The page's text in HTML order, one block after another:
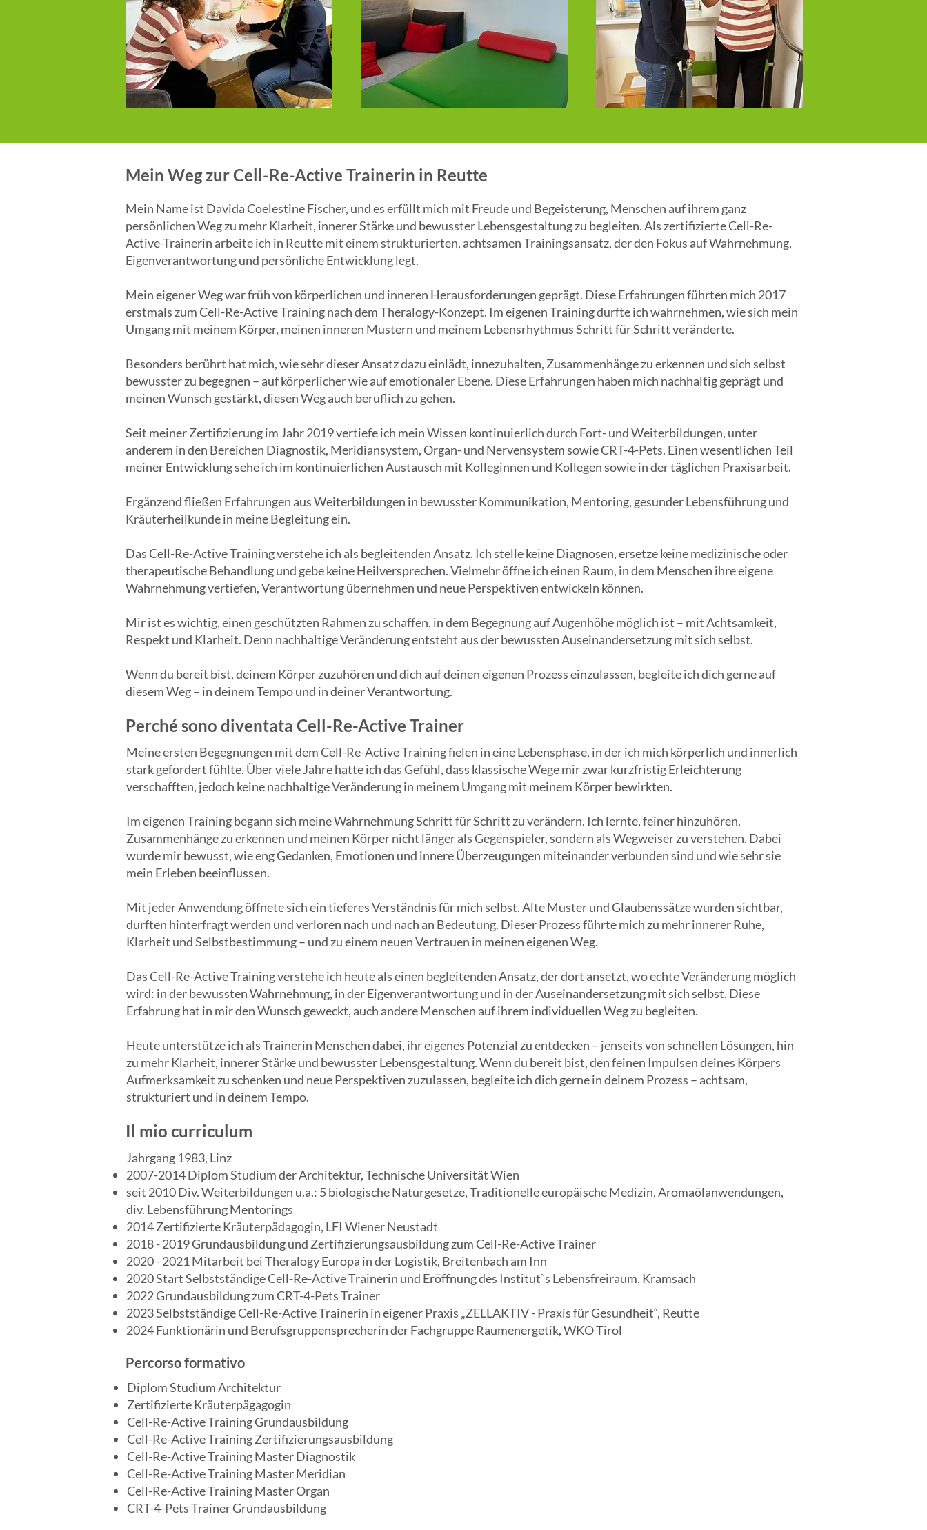
Mein Weg zur Cell-Re-Active Trainerin in Reutte
Mein Name ist Davida Coelestine Fischer, und es erfüllt mich mit Freude und Begeisterung, Menschen auf ihrem ganz
persönlichen Weg zu mehr Klarheit, innerer Stärke und bewusster Lebensgestaltung zu begleiten. Als zertifizierte Cell-Re-
Active-Trainerin arbeite ich in Reutte mit einem strukturierten, achtsamen Trainingsansatz, der den Fokus auf Wahrnehmung,
Eigenverantwortung und persönliche Entwicklung legt.
Mein eigener Weg war früh von körperlichen und inneren Herausforderungen geprägt. Diese Erfahrungen führten mich 2017
erstmals zum Cell-Re-Active Training nach dem Theralogy-Konzept. Im eigenen Training durfte ich wahrnehmen, wie sich mein
Umgang mit meinem Körper, meinen inneren Mustern und meinem Lebensrhythmus Schritt für Schritt veränderte.
Besonders berührt hat mich, wie sehr dieser Ansatz dazu einlädt, innezuhalten, Zusammenhänge zu erkennen und sich selbst
bewusster zu begegnen – auf körperlicher wie auf emotionaler Ebene. Diese Erfahrungen haben mich nachhaltig geprägt und
meinen Wunsch gestärkt, diesen Weg auch beruflich zu gehen.
Seit meiner Zertifizierung im Jahr 2019 vertiefe ich mein Wissen kontinuierlich durch Fort- und Weiterbildungen, unter
anderem in den Bereichen Diagnostik, Meridiansystem, Organ- und Nervensystem sowie CRT-4-Pets. Einen wesentlichen Teil
meiner Entwicklung sehe ich im kontinuierlichen Austausch mit Kolleginnen und Kollegen sowie in der täglichen Praxisarbeit.
Ergänzend fließen Erfahrungen aus Weiterbildungen in bewusster Kommunikation, Mentoring, gesunder Lebensführung und
Kräuterheilkunde in meine Begleitung ein.
Das Cell-Re-Active Training verstehe ich als begleitenden Ansatz. Ich stelle keine Diagnosen, ersetze keine medizinische oder
therapeutische Behandlung und gebe keine Heilversprechen. Vielmehr öffne ich einen Raum, in dem Menschen ihre eigene
Wahrnehmung vertiefen, Verantwortung übernehmen und neue Perspektiven entwickeln können.
Mir ist es wichtig, einen geschützten Rahmen zu schaffen, in dem Begegnung auf Augenhöhe möglich ist – mit Achtsamkeit,
Respekt und Klarheit. Denn nachhaltige Veränderung entsteht aus der bewussten Auseinandersetzung mit sich selbst.
Wenn du bereit bist, deinem Körper zuzuhören und dich auf deinen eigenen Prozess einzulassen, begleite ich dich gerne auf
diesem Weg – in deinem Tempo und in deiner Verantwortung.
Perché sono diventata Cell-Re-Active Trainer
Meine ersten Begegnungen mit dem Cell-Re-Active Training fielen in eine Lebensphase, in der ich mich körperlich und innerlich
stark gefordert fühlte. Über viele Jahre hatte ich das Gefühl, dass klassische Wege mir zwar kurzfristig Erleichterung
verschafften, jedoch keine nachhaltige Veränderung in meinem Umgang mit meinem Körper bewirkten.
Im eigenen Training begann sich meine Wahrnehmung Schritt für Schritt zu verändern. Ich lernte, feiner hinzuhören,
Zusammenhänge zu erkennen und meinen Körper nicht länger als Gegenspieler, sondern als Wegweiser zu verstehen. Dabei
wurde mir bewusst, wie eng Gedanken, Emotionen und innere Überzeugungen miteinander verbunden sind und wie sehr sie
mein Erleben beeinflussen.
Mit jeder Anwendung öffnete sich ein tieferes Verständnis für mich selbst. Alte Muster und Glaubenssätze wurden sichtbar,
durften hinterfragt werden und verloren nach und nach an Bedeutung. Dieser Prozess führte mich zu mehr innerer Ruhe,
Klarheit und Selbstbestimmung – und zu einem neuen Vertrauen in meinen eigenen Weg.
Das Cell-Re-Active Training verstehe ich heute als einen begleitenden Ansatz, der dort ansetzt, wo echte Veränderung möglich
wird: in der bewussten Wahrnehmung, in der Eigenverantwortung und in der Auseinandersetzung mit sich selbst. Diese
Erfahrung hat in mir den Wunsch geweckt, auch andere Menschen auf ihrem individuellen Weg zu begleiten.
Heute unterstütze ich als Trainerin Menschen dabei, ihr eigenes Potenzial zu entdecken – jenseits von schnellen Lösungen, hin
zu mehr Klarheit, innerer Stärke und bewusster Lebensgestaltung. Wenn du bereit bist, den feinen Impulsen deines Körpers
Aufmerksamkeit zu schenken und neue Perspektiven zuzulassen, begleite ich dich gerne in deinem Prozess – achtsam,
strukturiert und in deinem Tempo.
Il mio curriculum
Jahrgang 1983, Linz
2007-2014 Diplom Studium der Architektur, Technische Universität Wien
seit 2010 Div. Weiterbildungen u.a.: 5 biologische Naturgesetze, Traditionelle europäische Medizin, Aromaölanwendungen,
div. Lebensführung Mentorings
2014 Zertifizierte Kräuterpädagogin, LFI Wiener Neustadt
2018 - 2019 Grundausbildung und Zertifizierungsausbildung zum Cell-Re-Active Trainer
2020 - 2021 Mitarbeit bei Theralogy Europa in der Logistik, Breitenbach am Inn
2020 Start Selbstständige Cell-Re-Active Trainerin und Eröffnung des Institut`s Lebensfreiraum, Kramsach
2022 Grundausbildung zum CRT-4-Pets Trainer
2023 Selbstständige Cell-Re-Active Trainerin in eigener Praxis „ZELLAKTIV - Praxis für Gesundheit“, Reutte
2024 Funktionärin und Berufsgruppensprecherin der Fachgruppe Raumenergetik, WKO Tirol
Percorso formativo
Diplom Studium Architektur
Zertifizierte Kräuterpägagogin
Cell-Re-Active Training Grundausbildung
Cell-Re-Active Training Zertifizierungsausbildung
Cell-Re-Active Training Master Diagnostik
Cell-Re-Active Training Master Meridian
Cell-Re-Active Training Master Organ
CRT-4-Pets Trainer Grundausbildung